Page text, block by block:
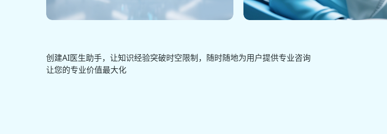
创建AI医生助手，让知识经验突破时空限制，随时随地为用户提供专业咨询
让您的专业价值最大化